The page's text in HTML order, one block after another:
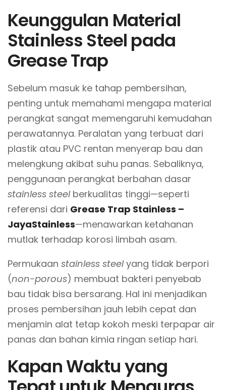
Keunggulan Material
Stainless Steel pada
Grease Trap
Sebelum masuk ke tahap pembersihan,
penting untuk memahami mengapa material
perangkat sangat memengaruhi kemudahan
perawatannya. Peralatan yang terbuat dari
plastik atau PVC rentan menyerap bau dan
melengkung akibat suhu panas. Sebaliknya,
penggunaan perangkat berbahan dasar
stainless steelberkualitas tinggi—seperti
referensi dari Grease Trap Stainless –
JayaStainless—menawarkan ketahanan
mutlak terhadap korosi limbah asam.
Permukaan stainless steelyang tidak berpori
(non-porous) membuat bakteri penyebab
bau tidak bisa bersarang. Hal ini menjadikan
proses pembersihan jauh lebih cepat dan
menjamin alat tetap kokoh meski terpapar air
panas dan bahan kimia ringan setiap hari.
Kapan Waktu yang